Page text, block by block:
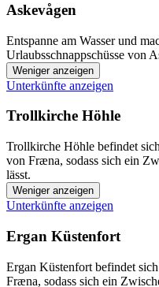
Askevågen
Entspanne am Wasser und
Urlaubsschnappschüsse von
Weniger anzeigen
Unterkünfte anzeigen
Trollkirche Höhle
Trollkirche Höhle befindet
von Fræna, sodass sich ein
lässt.
Weniger anzeigen
Unterkünfte anzeigen
Ergan Küstenfort
Ergan Küstenfort befindet
Fræna, sodass sich ein